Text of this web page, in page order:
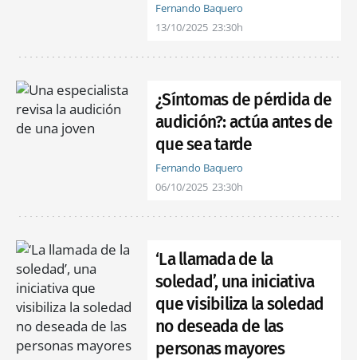
Fernando Baquero
13/10/2025 23:30h
¿Síntomas de pérdida de
audición?: actúa antes de
que sea tarde
Fernando Baquero
06/10/2025 23:30h
‘La llamada de la
soledad’, una iniciativa
que visibiliza la soledad
no deseada de las
personas mayores